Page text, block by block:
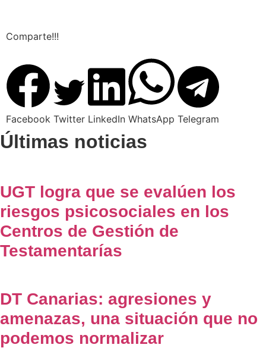
Comparte!!!
Facebook Twitter LinkedIn WhatsApp Telegram
Últimas noticias
UGT logra que se evalúen los
riesgos psicosociales en los
Centros de Gestión de
Testamentarías
DT Canarias: agresiones y
amenazas, una situación que no
podemos normalizar